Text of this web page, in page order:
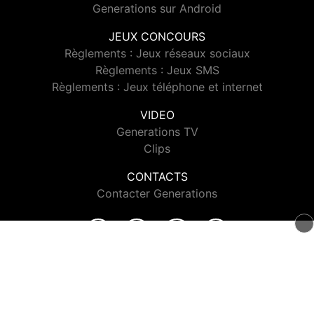
Generations sur Android
JEUX CONCOURS
Règlements : Jeux réseaux sociaux
Règlements : Jeux SMS
Règlements : Jeux téléphone et internet
VIDEO
Generations TV
Clips
CONTACTS
Contacter Generations